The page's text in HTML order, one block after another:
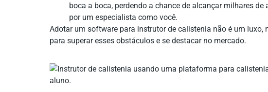
boca a boca, perdendo a chance de alcançar milhares
por um especialista como você.
Adotar um software para instrutor de calistenia não é um luxo,
para superar esses obstáculos e se destacar no mercado.